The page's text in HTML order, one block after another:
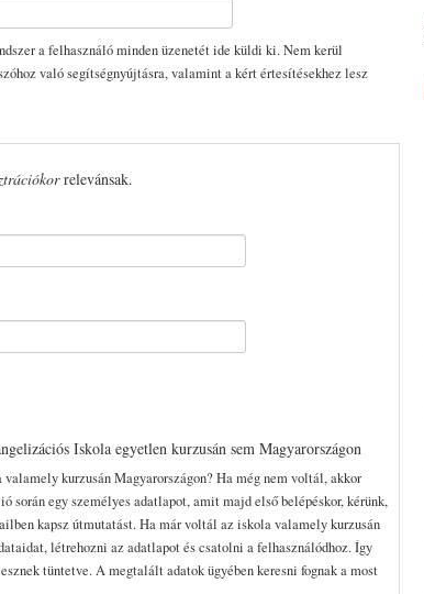
a felhasználó minden üzenetét ide küldi ki. Nem kerül
való segítségnyújtásra, valamint a kért értesítésekhez lesz
relevánsak.
Iskola egyetlen kurzusán sem Magyarországon
kurzusán Magyarországon? Ha még nem voltál, akkor
során egy személyes adatlapot, amit majd első belépéskor, kérünk,
kapsz útmutatást. Ha már voltál az iskola valamely kurzusán
létrehozni az adatlapot és csatolni a felhasználódhoz. Így
tüntetve. A megtalált adatok ügyében keresni fognak a most